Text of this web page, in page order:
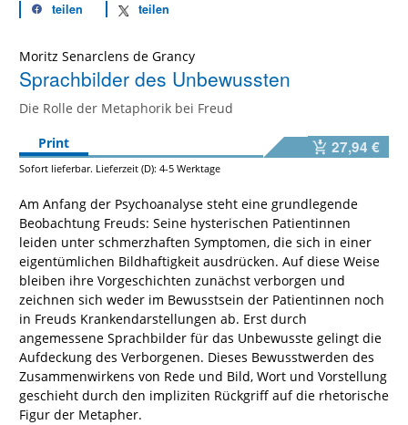
teilen
teilen
Moritz Senarclens de Grancy
Sprachbilder des Unbewussten
Die Rolle der Metaphorik bei Freud
Print
27,94 €
Sofort lieferbar. Lieferzeit (D): 4-5 Werktage
Am Anfang der Psychoanalyse steht eine grundlegende
Beobachtung Freuds: Seine hysterischen Patientinnen
leiden unter schmerzhaften Symptomen, die sich in einer
eigentümlichen Bildhaftigkeit ausdrücken. Auf diese Weise
bleiben ihre Vorgeschichten zunächst verborgen und
zeichnen sich weder im Bewusstsein der Patientinnen noch
in Freuds Krankendarstellungen ab. Erst durch
angemessene Sprachbilder für das Unbewusste gelingt die
Aufdeckung des Verborgenen. Dieses Bewusstwerden des
Zusammenwirkens von Rede und Bild, Wort und Vorstellung
geschieht durch den impliziten Rückgriff auf die rhetorische
Figur der Metapher.